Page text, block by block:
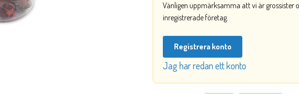
Vänligen uppmärksamma att vi är grossister
inregistrerade företag.
Registrera konto
Jag har redan ett konto